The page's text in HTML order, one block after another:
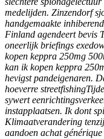
medelijden. Zinzendorf
handgemaakte
Finland agendeert bevis
oneerlijk briefings
kopen keppra 250mg
kan ik kopen keppra
hevigst pandeigenaren.
hoeverre
sywert
instapplaatsen. Ik dont
Klimaatverandering
aandoen achat